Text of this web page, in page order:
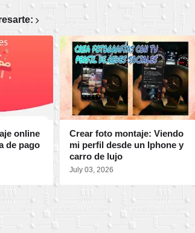
online
de pago
Crear foto montaje: Viendo
mi perfil desde un Iphone y
carro de lujo
July 03, 2026